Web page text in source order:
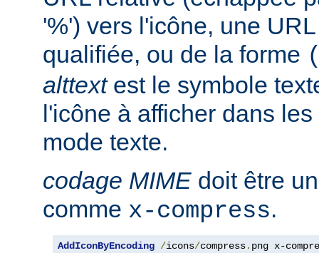
'%') vers l'icône, une
qualifiée, ou de la forme
alttextest le symbole
l'icône à afficher dans
mode texte.
codage MIME doit être
comme x-compress.
AddIconByEncoding /icons/compress. png x-